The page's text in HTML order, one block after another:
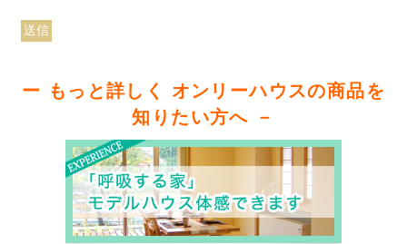
ー もっと詳しく オンリーハウスの商品を
知りたい方へ －